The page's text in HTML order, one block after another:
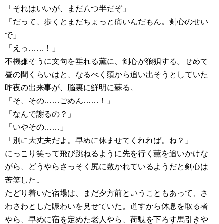
「それはいいが、まだ八つ半だぞ」
「だって、歩くとまだちょっと痛いんだもん。剣心のせい
で」
「えっ……！」
不機嫌そうに文句を垂れる薫に、剣心が狼狽する。せめて
昼の間くらいはと、なるべく頭から追い出そうとしていた
昨夜の出来事が、脳裏に鮮明に蘇る。
「そ、その……ごめん……！」
「なんで謝るの？」
「いやその……」
「別に大丈夫だよ。早めに休ませてくれれば。ね？」
にっこり笑って飛び跳ねるように先を行く薫を追いかけな
がら、どうやらさっそく尻に敷かれているようだと剣心は
苦笑した。
たどり着いた宿場は、まだ夕方前ということもあって、さ
わさわとした賑わいを見せていた。道すがら休息を取る者
やら、早めに宿を定めた老人やら、荷駄を下ろす馬引きや